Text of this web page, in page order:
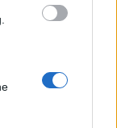
από τον
είμαι